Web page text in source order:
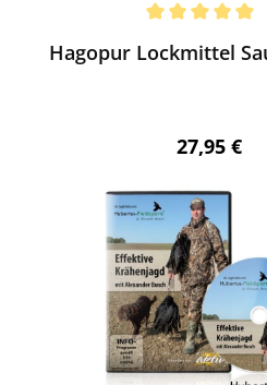
Hagopur Lockmittel
Regulärer
27,95 €